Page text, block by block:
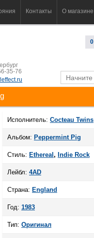
Контакты О магазине
0
35-76
Исполнитель: Cocteau Twins
Альбом: Peppermint Pig
Стиль: Ethereal , Indie Rock
Лейбл: 4AD
Страна: England
Год: 1983
Тип: Оригинал